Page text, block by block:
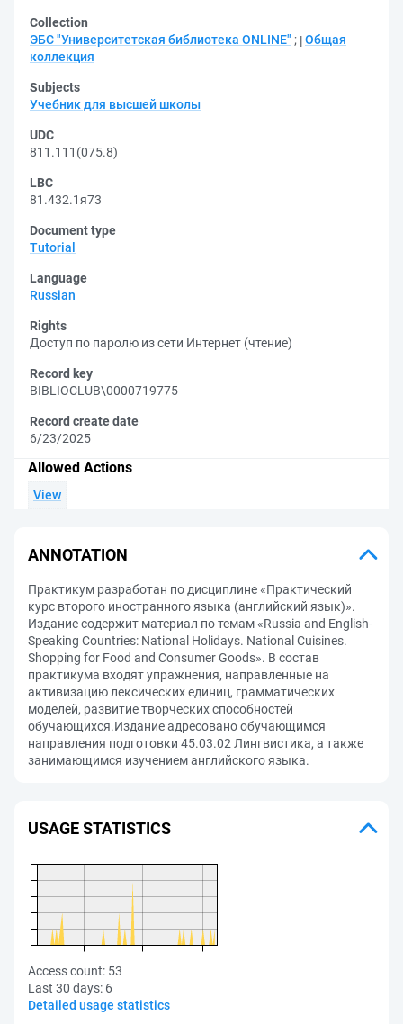
Collection
ЭБС "Университетская библиотека ONLINE" ; Общая
коллекция
Subjects
Учебник для высшей школы
UDC
811.111(075.8)
LBC
81.432.1я73
Document type
Tutorial
Language
Russian
Rights
Доступ по паролю из сети Интернет (чтение)
Record key
BIBLIOCLUB\0000719775
Record create date
6/23/2025
Allowed Actions
View
ANNOTATION
Практикум разработан по дисциплине «Практический
курс второго иностранного языка (английский язык)».
Издание содержит материал по темам «Russia and English-
Speaking Countries: National Holidays. National Cuisines.
Shopping for Food and Consumer Goods». В состав
практикума входят упражнения, направленные на
активизацию лексических единиц, грамматических
моделей, развитие творческих способностей
обучающихся.Издание адресовано обучающимся
направления подготовки 45.03.02 Лингвистика, а также
занимающимся изучением английского языка.
USAGE STATISTICS
Access count: 53
Last 30 days: 6
Detailed usage statistics